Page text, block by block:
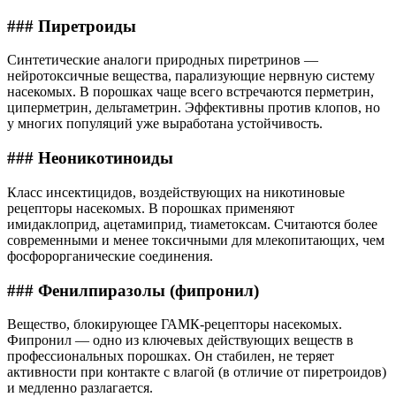
### Пиретроиды
Синтетические аналоги природных пиретринов —
нейротоксичные вещества, парализующие нервную систему
насекомых. В порошках чаще всего встречаются перметрин,
циперметрин, дельтаметрин. Эффективны против клопов, но
у многих популяций уже выработана устойчивость.
### Неоникотиноиды
Класс инсектицидов, воздействующих на никотиновые
рецепторы насекомых. В порошках применяют
имидаклоприд, ацетамиприд, тиаметоксам. Считаются более
современными и менее токсичными для млекопитающих, чем
фосфорорганические соединения.
### Фенилпиразолы (фипронил)
Вещество, блокирующее ГАМК-рецепторы насекомых.
Фипронил — одно из ключевых действующих веществ в
профессиональных порошках. Он стабилен, не теряет
активности при контакте с влагой (в отличие от пиретроидов)
и медленно разлагается.